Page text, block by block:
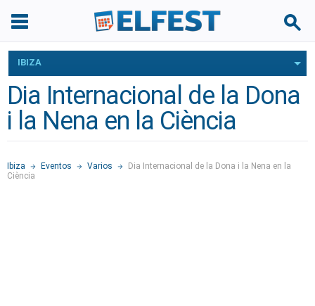
IBIZA
Dia Internacional de la Dona
i la Nena en la Ciència
Ibiza Eventos Varios
Dia Internacional de la Dona i la Nena en la
Ciència